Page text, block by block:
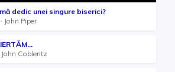
dedic unei singure biserici?
John Piper
John Coblentz